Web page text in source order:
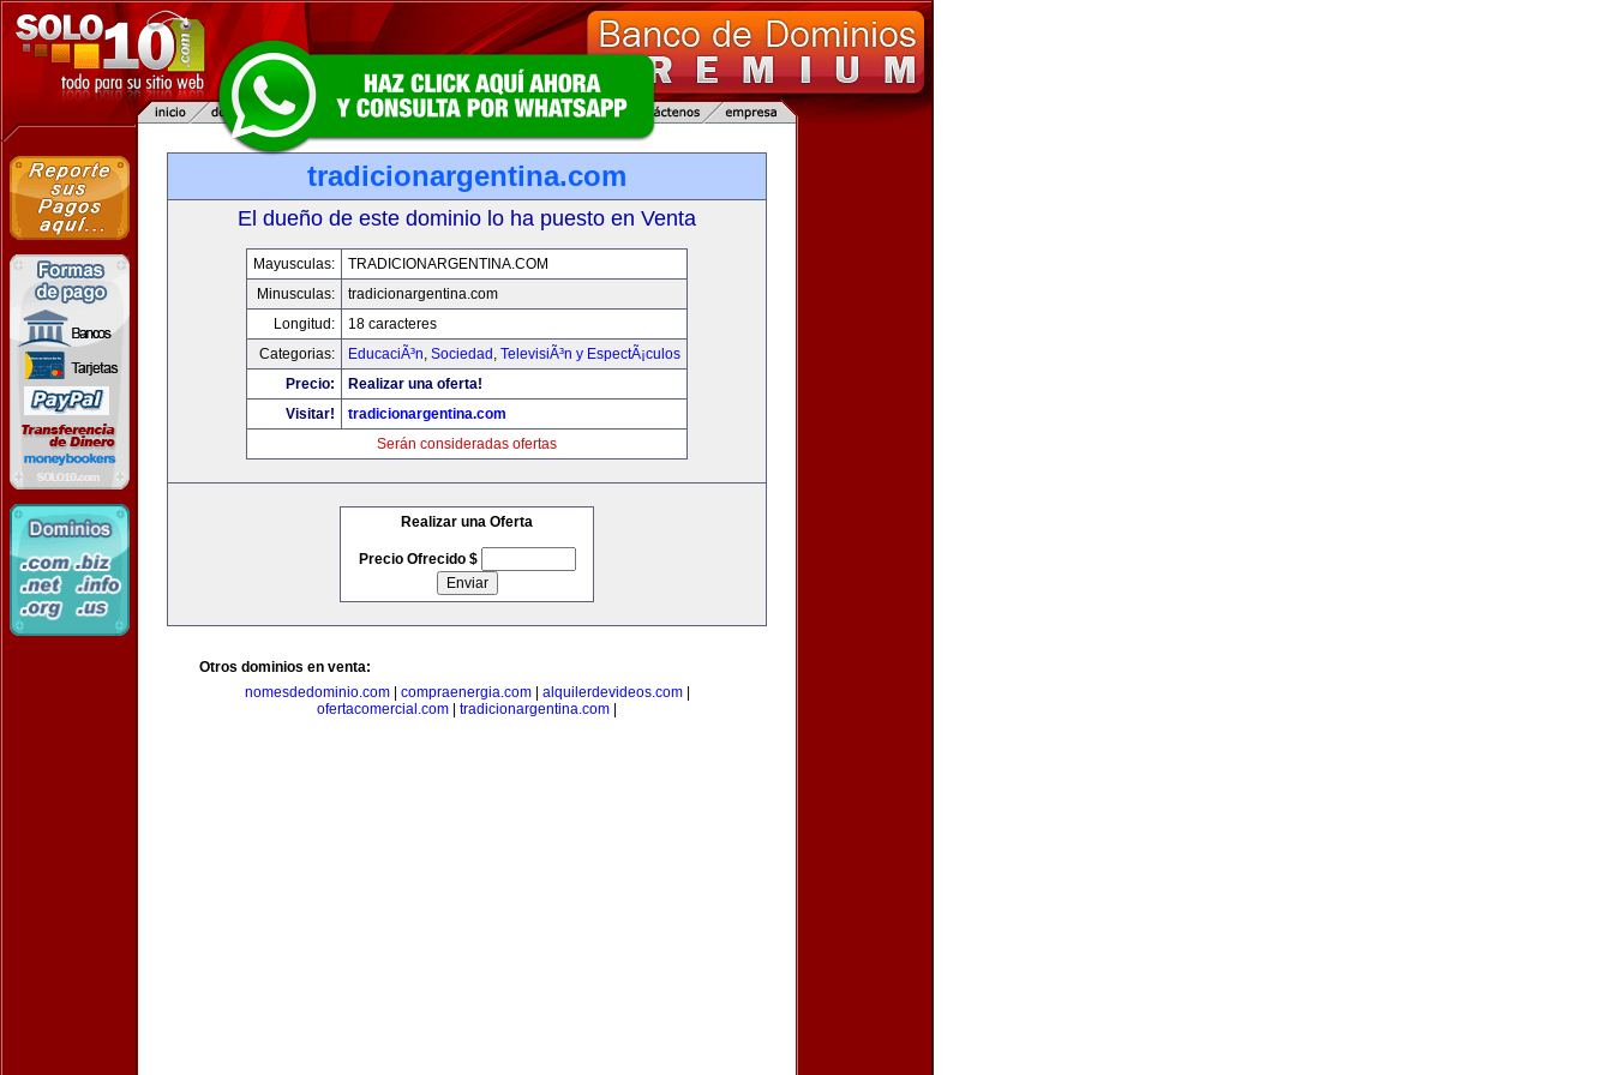
tradicionargentina.com
El dueño de este dominio lo ha puesto en Venta
Mayusculas:
TRADICIONARGENTINA.COM
Minusculas:
tradicionargentina.com
Longitud:
18 caracteres
Categorias:
EducaciÃ³n, Sociedad , TelevisiÃ³n y EspectÃ¡culos
Precio:
Realizar una oferta!
Visitar!
tradicionargentina.com
Serán consideradas ofertas
Realizar una Oferta
Precio Ofrecido $
Otros dominios en venta:
nomesdedominio.com| compraenergia.com| alquilerdevideos.com|
ofertacomercial.com
tradicionargentina.com